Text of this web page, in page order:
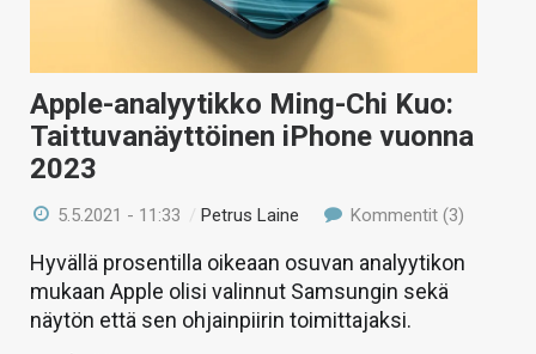
Apple-analyytikko Ming-Chi Kuo:
Taittuvanäyttöinen iPhone vuonna
2023
5.5.2021 - 11:33 / Petrus Laine Kommentit (3)
Hyvällä prosentilla oikeaan osuvan analyytikon
mukaan Apple olisi valinnut Samsungin sekä
näytön että sen ohjainpiirin toimittajaksi.